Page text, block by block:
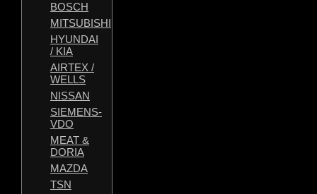
BOSCH
MITSUBISHI
HYUNDAI
/ KIA
AIRTEX /
WELLS
NISSAN
SIEMENS-
VDO
MEAT &
DORIA
MAZDA
TSN